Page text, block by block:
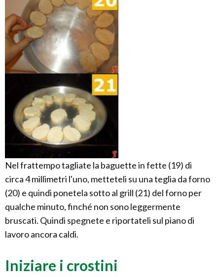
Nel frattempo tagliate la baguette in fette (19) di
circa 4 millimetri l'uno, metteteli su una teglia da forno
(20) e quindi ponetela sotto al grill (21) del forno per
qualche minuto, finché non sono leggermente
bruscati. Quindi spegnete e riportateli sul piano di
lavoro ancora caldi.
Iniziare i crostini